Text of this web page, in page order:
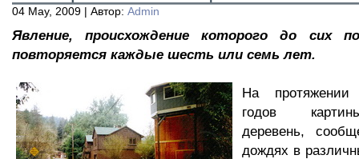
04 May, 2009 | Автор: Admin
Явление, происхождение которого до сих
повторяется каждые шесть или семь лет.
На
годов
деревень,
дождях в